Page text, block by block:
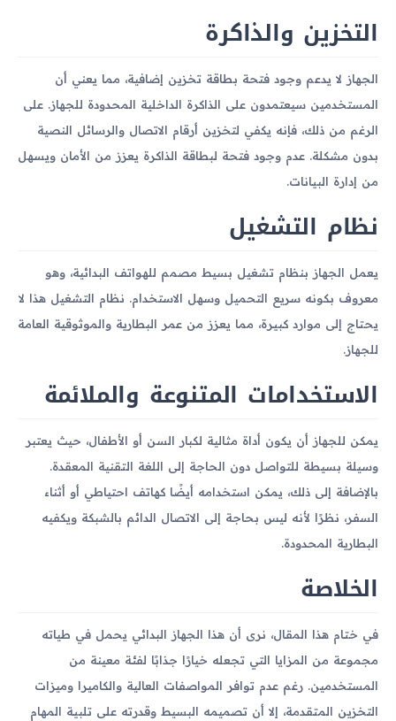
التخزين والذاكرة
الجهاز لا يدعم وجود فتحة بطاقة تخزين إضافية، مما يعني أن
المستخدمين سيعتمدون على الذاكرة الداخلية المحدودة للجهاز. على
الرغم من ذلك، فإنه يكفي لتخزين أرقام الاتصال والرسائل النصية
بدون مشكلة. عدم وجود فتحة لبطاقة الذاكرة يعزز من الأمان ويسهل
من إدارة البيانات.
نظام التشغيل
يعمل الجهاز بنظام تشغيل بسيط مصمم للهواتف البدائية، وهو
معروف بكونه سريع التحميل وسهل الاستخدام. نظام التشغيل هذا لا
يحتاج إلى موارد كبيرة، مما يعزز من عمر البطارية والموثوقية العامة
للجهاز.
الاستخدامات المتنوعة والملائمة
يمكن للجهاز أن يكون أداة مثالية لكبار السن أو الأطفال، حيث يعتبر
وسيلة بسيطة للتواصل دون الحاجة إلى اللغة التقنية المعقدة.
بالإضافة إلى ذلك، يمكن استخدامه أيضًا كهاتف احتياطي أو أثناء
السفر، نظرًا لأنه ليس بحاجة إلى الاتصال الدائم بالشبكة ويكفيه
البطارية المحدودة.
الخلاصة
في ختام هذا المقال، نرى أن هذا الجهاز البدائي يحمل في طياته
مجموعة من المزايا التي تجعله خيارًا جذابًا لفئة معينة من
المستخدمين. رغم عدم توافر المواصفات العالية والكاميرا وميزات
التخزين المتقدمة، إلا أن تصميمه البسيط وقدرته على تلبية المهام